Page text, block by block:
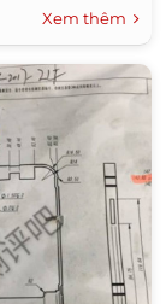
Xem thêm